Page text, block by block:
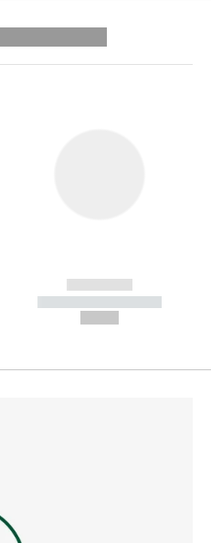
------------
----------- -----------